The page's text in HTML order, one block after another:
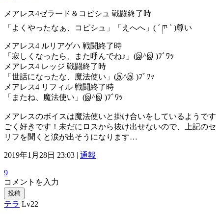
メアレス4ゼラード＆コピシュ 戦闘終了時
「よくやったなぁ、コピシュ」「えへへ」( ´ ཫ ` )尊い
メアレス4 ルリアゲハ 戦闘終了時
「寂しくなったら、また呼んでね♪」(இ^இ )ﾌﾞﾜｯ
メアレス4 レッジ 戦闘終了時
「世話になったな、魔法使い」(இ^இ )ﾌﾞﾜｯ
メアレス4 リフィル 戦闘終了時
「またね、魔法使い」(இ^இ )ﾌﾞﾜｯ
メアレスのボイスは魔法使いと掛け合いをしているようです
ごく好きです！未だにロスから抜け出せないので、上記のセ
リフを聞くと涙が出そうになります…
2019年1月28日 23:03 | 通報
9
コメントを入力
投稿
テラ Lv22